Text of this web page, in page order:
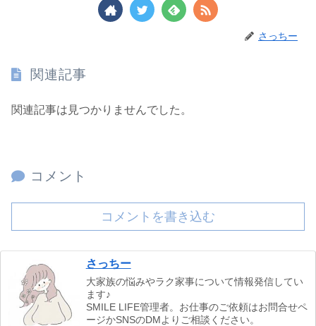
さっちー
関連記事
関連記事は見つかりませんでした。
コメント
コメントを書き込む
さっちー
大家族の悩みやラク家事について情報発信してい
ます♪
SMILE LIFE管理者。お仕事のご依頼はお問合せペ
ージかSNSのDMよりご相談ください。